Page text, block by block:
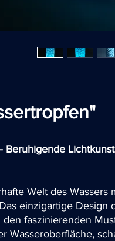
Beruhigende
Welt des Wassers
einzigartige Design
faszinierenden
Wasseroberfläche,